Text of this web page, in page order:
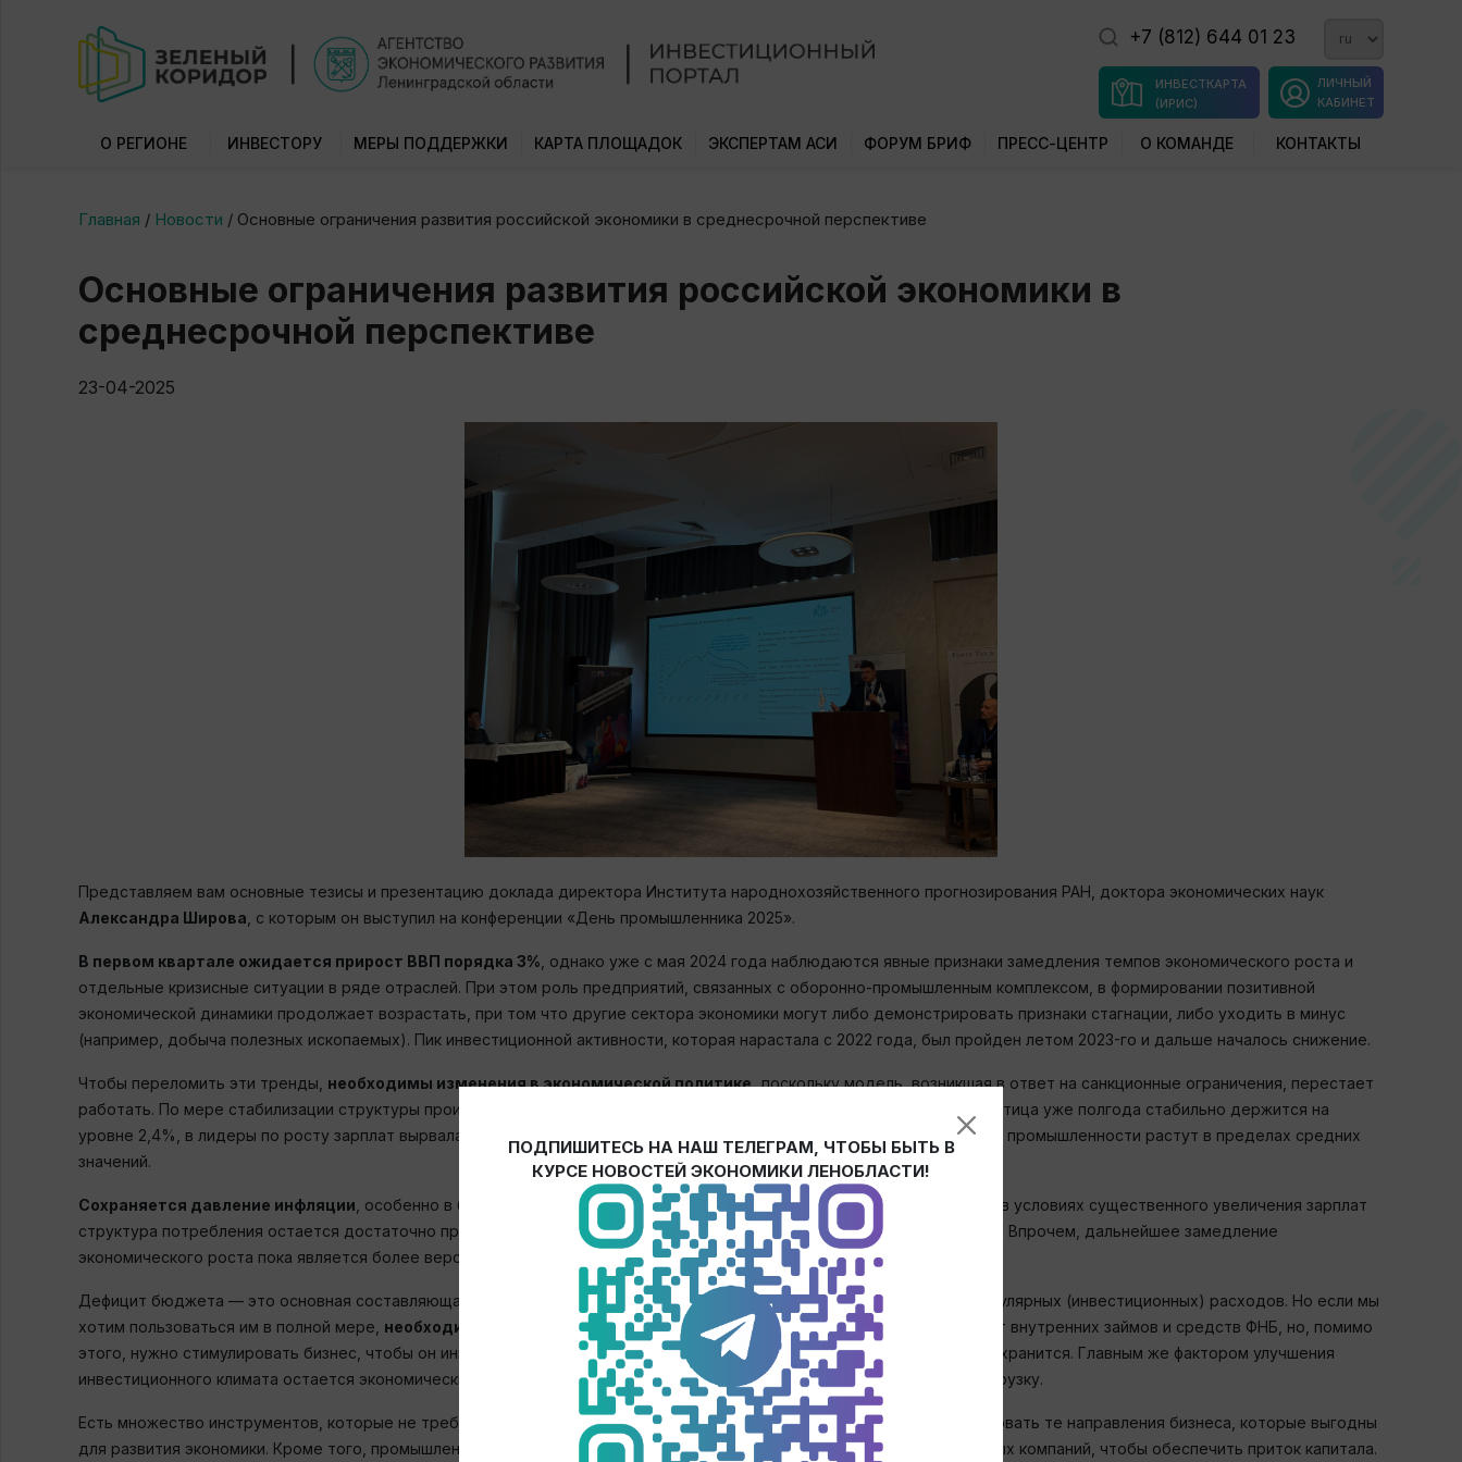
+7 (812) 644 01 23
ЛИЧНЫЙ
КАБИНЕТ
ИНВЕСТКАРТА
(ИРИС)
О РЕГИОНЕ ИНВЕСТОРУ МЕРЫ ПОДДЕРЖКИ КАРТА ПЛОЩАДОК ЭКСПЕРТАМ АСИ ФОРУМ БРИФ ПРЕСС-ЦЕНТР О КОМАНДЕ КОНТАКТЫ
Главная / Новости / Основные ограничения развития российской экономики в среднесрочной перспективе
Основные ограничения развития российской экономики в
среднесрочной перспективе
23-04-2025
Представляем вам основные тезисы и презентацию доклада директора Института народнохозяйственного прогнозирования РАН, доктора экономических наук
Александра Широва , с которым он выступил на конференции «День промышленника 2025».
В первом квартале ожидается прирост ВВП порядка 3% , однако уже с мая 2024 года наблюдаются явные признаки замедления темпов экономического роста и
отдельные кризисные ситуации в ряде отраслей. При этом роль предприятий, связанных с оборонно-промышленным комплексом, в формировании позитивной
экономической динамики продолжает возрастать, при том что другие сектора экономики могут либо демонстрировать признаки стагнации, либо уходить в минус
(например, добыча полезных ископаемых). Пик инвестиционной активности, которая нарастала с 2022 года, был пройден летом 2023-го и дальше началось снижение.
Чтобы переломить эти тренды, необходимы изменения в экономической политике,поскольку модель, возникшая в ответ на санкционные ограничения, перестает
работать. По мере стабилизации структуры производства рынок труда становится более сбалансированным. Безработица уже полгода стабильно держится на
уровне 2,4%, в лидеры по росту зарплат вырвалась сфера ЖКХ, тогда как зарплаты недавних фаворитов —работников промышленности растут в пределах средних
значений.
Сохраняется давление инфляции , особенно в базовых секторах (продовольствие, ЖКХ, транспорт), поэтому даже в условиях существенного увеличения зарплат
структура потребления остается достаточно примитивной, что является серьезной проблемой для развития бизнеса. Впрочем, дальнейшее замедление
экономического роста пока является более вероятным сценарием, чем стагнация.
Дефицит бюджета — это основная составляющая бюджета развития и естественный инструмент обеспечения нерегулярных (инвестиционных) расходов. Но если мы
хотим пользоваться им в полной мере, необходимо снижать уровень ставок
. Финансировать дефицит можно за счет внутренних займов и средств ФНБ, но, помимо
этого, нужно стимулировать бизнес, чтобы он инвестировал в модернизацию производств, иначе угроза стагнации сохранится. Главным же фактором улучшения
инвестиционного климата остается экономический рост, для обеспечения которого придется снижать налоговую нагрузку.
Есть множество инструментов, которые не требуют серьезных изменений всей конструкции, но позволяют стимулировать те направления бизнеса, которые выгодны
для развития экономики. Кроме того, промышленная политика должна включать деэскалацию в отношении иностранных компаний, чтобы обеспечить приток капитала.
ПОДПИШИТЕСЬ НА НАШ ТЕЛЕГРАМ, ЧТОБЫ БЫТЬ В
КУРСЕ НОВОСТЕЙ ЭКОНОМИКИ ЛЕНОБЛАСТИ!